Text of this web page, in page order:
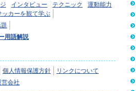
インタビュー テクニック
運動能力
ッカーを観て学ぶ
用語解説
個人情報保護方針
リンクについて
営会社